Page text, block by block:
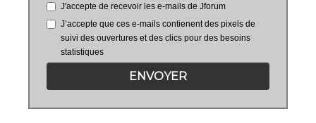
J'accepte de recevoir les e-mails de Jforum
J’accepte que ces e-mails contienent des pixels de
suivi des ouvertures et des clics pour des besoins
statistiques
ENVOYER